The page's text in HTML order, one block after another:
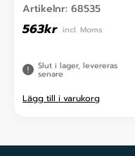
Artikelnr: 68535
563kr incl. Moms
Slut i lager, levereras
senare
Lägg till i varukorg